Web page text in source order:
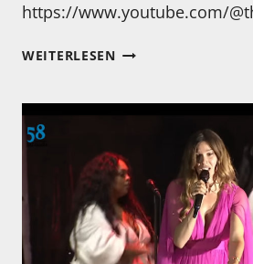
https://www.youtube.com/
WEITERLESENER
GANZ
GROSSEN…